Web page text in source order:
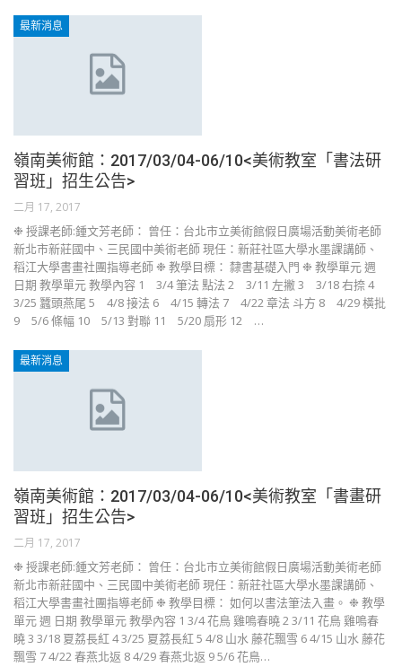
最新消息
嶺南美術館：2017/03/04-06/10<美術教室「書法研
習班」招生公告>
二月 17, 2017
❉ 授課老師:鍾文芳老師： 曾任：台北市立美術館假日廣場活動美術老師
新北市新莊國中、三民國中美術老師 現任：新莊社區大學水墨課講師、
稻江大學書畫社團指導老師 ❉ 教學目標： 隸書基礎入門 ❉ 教學單元 週
日期 教學單元 教學內容 1 3/4 筆法 點法 2 3/11 左撇 3 3/18 右捺 4
3/25 蠶頭燕尾 5 4/8 接法 6 4/15 轉法 7 4/22 章法 斗方 8 4/29 橫批
9 5/6 條幅 10 5/13 對聯 11 5/20 扇形 12 …
最新消息
嶺南美術館：2017/03/04-06/10<美術教室「書畫研
習班」招生公告>
二月 17, 2017
❉ 授課老師:鍾文芳老師： 曾任：台北市立美術館假日廣場活動美術老師
新北市新莊國中、三民國中美術老師 現任：新莊社區大學水墨課講師、
稻江大學書畫社團指導老師 ❉ 教學目標： 如何以書法筆法入畫。 ❉ 教學
單元 週 日期 教學單元 教學內容 1 3/4 花鳥 雞鳴春曉 2 3/11 花鳥 雞鳴春
曉 3 3/18 夏荔長紅 4 3/25 夏荔長紅 5 4/8 山水 藤花飄雪 6 4/15 山水 藤花
飄雪 7 4/22 春燕北返 8 4/29 春燕北返 9 5/6 花鳥…